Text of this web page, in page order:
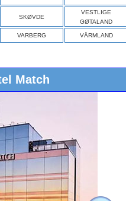
SKØVDE
VESTLIGE
GØTALAND
VARBERG VÄRMLAND
Match